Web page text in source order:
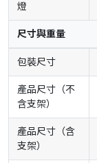
燈
尺寸與重量
包裝尺寸
產品尺寸（不
含支架）
產品尺寸（含
支架）